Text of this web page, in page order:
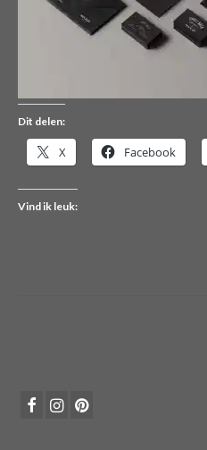
Dit delen:
X Facebook
Vind ik leuk: